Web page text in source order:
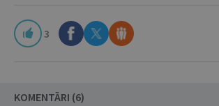
3
KOMENTĀRI (6)